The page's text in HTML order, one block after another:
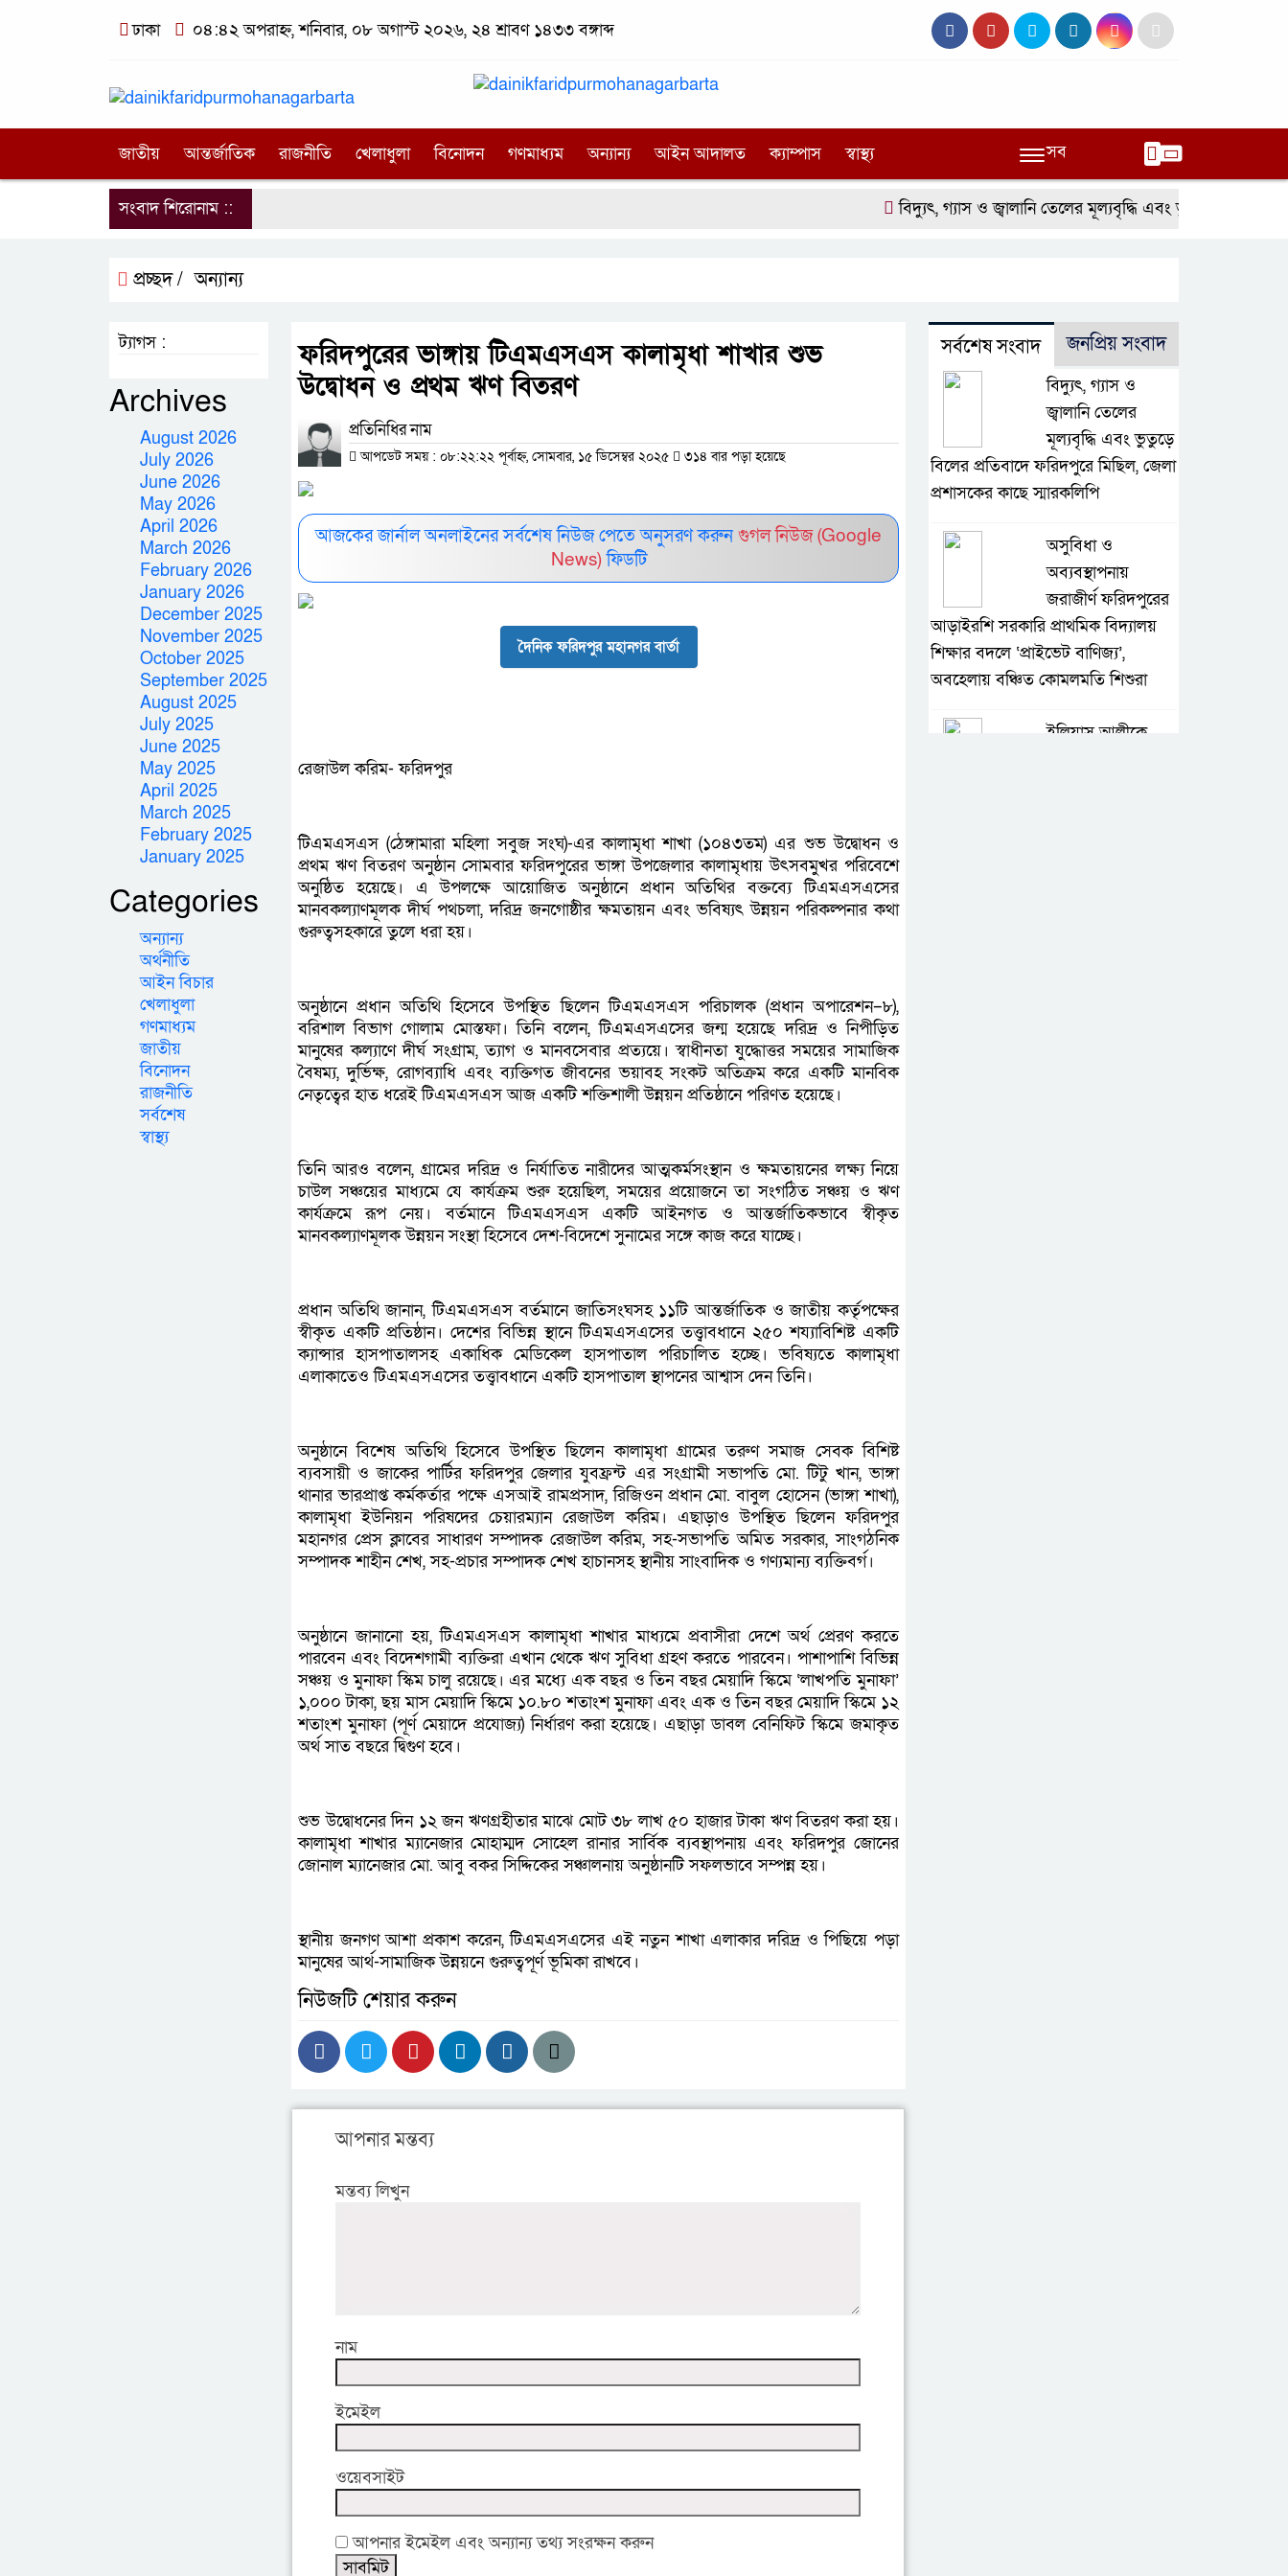
ঢাকা ০৪:৪২ অপরাহ্ন, শনিবার, ০৮ অগাস্ট ২০২৬, ২৪ শ্রাবণ ১৪৩৩ বঙ্গাব্দ
জাতীয় আন্তর্জাতিক রাজনীতি খেলাধুলা বিনোদন গণমাধ্যম অন্যান্য আইন আদালত ক্যাম্পাস স্বাস্থ্য সব
সংবাদ শিরোনাম :: বিদ্যুৎ, গ্যাস ও জ্বালানি তেলের মূল্যবৃদ্ধি এবং ভুতুড়ে বিলের প্রতিবাদে
প্রচ্ছদ / অন্যান্য
ফরিদপুরের ভাঙ্গায় টিএমএসএস কালামৃধা শাখার শুভ
উদ্বোধন ও প্রথম ঋণ বিতরণ
প্রতিনিধির নাম
আপডেট সময় : ০৮:২২:২২ পূর্বাহ্ন, সোমবার, ১৫ ডিসেম্বর ২০২৫ ৩১৪ বার পড়া হয়েছে
আজকের জার্নাল অনলাইনের সর্বশেষ নিউজ পেতে অনুসরণ করুনগুগল নিউজ (Google
News) ফিডটি
দৈনিক ফরিদপুর মহানগর বার্তা
রেজাউল করিম- ফরিদপুর
টিএমএসএস (ঠেঙ্গামারা মহিলা সবুজ সংঘ)-এর কালামৃধা শাখা (১০৪৩তম) এর শুভ উদ্বোধন ও
প্রথম ঋণ বিতরণ অনুষ্ঠান সোমবার ফরিদপুরের ভাঙ্গা উপজেলার কালামৃধায় উৎসবমুখর পরিবেশে
অনুষ্ঠিত হয়েছে। এ উপলক্ষে আয়োজিত অনুষ্ঠানে প্রধান অতিথির বক্তব্যে টিএমএসএসের
মানবকল্যাণমূলক দীর্ঘ পথচলা, দরিদ্র জনগোষ্ঠীর ক্ষমতায়ন এবং ভবিষ্যৎ উন্নয়ন পরিকল্পনার কথা
গুরুত্বসহকারে তুলে ধরা হয়।
অনুষ্ঠানে প্রধান অতিথি হিসেবে উপস্থিত ছিলেন টিএমএসএস পরিচালক (প্রধান অপারেশন–৮),
বরিশাল বিভাগ গোলাম মোস্তফা। তিনি বলেন, টিএমএসএসের জন্ম হয়েছে দরিদ্র ও নিপীড়িত
মানুষের কল্যাণে দীর্ঘ সংগ্রাম, ত্যাগ ও মানবসেবার প্রত্যয়ে। স্বাধীনতা যুদ্ধোত্তর সময়ের সামাজিক
বৈষম্য, দুর্ভিক্ষ, রোগব্যাধি এবং ব্যক্তিগত জীবনের ভয়াবহ সংকট অতিক্রম করে একটি মানবিক
নেতৃত্বের হাত ধরেই টিএমএসএস আজ একটি শক্তিশালী উন্নয়ন প্রতিষ্ঠানে পরিণত হয়েছে।
তিনি আরও বলেন, গ্রামের দরিদ্র ও নির্যাতিত নারীদের আত্মকর্মসংস্থান ও ক্ষমতায়নের লক্ষ্য নিয়ে
চাউল সঞ্চয়ের মাধ্যমে যে কার্যক্রম শুরু হয়েছিল, সময়ের প্রয়োজনে তা সংগঠিত সঞ্চয় ও ঋণ
কার্যক্রমে রূপ নেয়। বর্তমানে টিএমএসএস একটি আইনগত ও আন্তর্জাতিকভাবে স্বীকৃত
মানবকল্যাণমূলক উন্নয়ন সংস্থা হিসেবে দেশ-বিদেশে সুনামের সঙ্গে কাজ করে যাচ্ছে।
প্রধান অতিথি জানান, টিএমএসএস বর্তমানে জাতিসংঘসহ ১১টি আন্তর্জাতিক ও জাতীয় কর্তৃপক্ষের
স্বীকৃত একটি প্রতিষ্ঠান। দেশের বিভিন্ন স্থানে টিএমএসএসের তত্ত্বাবধানে ২৫০ শয্যাবিশিষ্ট একটি
ক্যান্সার হাসপাতালসহ একাধিক মেডিকেল হাসপাতাল পরিচালিত হচ্ছে। ভবিষ্যতে কালামৃধা
এলাকাতেও টিএমএসএসের তত্ত্বাবধানে একটি হাসপাতাল স্থাপনের আশ্বাস দেন তিনি।
অনুষ্ঠানে বিশেষ অতিথি হিসেবে উপস্থিত ছিলেন কালামৃধা গ্রামের তরুণ সমাজ সেবক বিশিষ্ট
ব্যবসায়ী ও জাকের পার্টির ফরিদপুর জেলার যুবফ্রন্ট এর সংগ্রামী সভাপতি মো. টিটু খান, ভাঙ্গা
থানার ভারপ্রাপ্ত কর্মকর্তার পক্ষে এসআই রামপ্রসাদ, রিজিওন প্রধান মো. বাবুল হোসেন (ভাঙ্গা শাখা),
কালামৃধা ইউনিয়ন পরিষদের চেয়ারম্যান রেজাউল করিম। এছাড়াও উপস্থিত ছিলেন ফরিদপুর
মহানগর প্রেস ক্লাবের সাধারণ সম্পাদক রেজাউল করিম, সহ-সভাপতি অমিত সরকার, সাংগঠনিক
সম্পাদক শাহীন শেখ, সহ-প্রচার সম্পাদক শেখ হাচানসহ স্থানীয় সাংবাদিক ও গণ্যমান্য ব্যক্তিবর্গ।
অনুষ্ঠানে জানানো হয়, টিএমএসএস কালামৃধা শাখার মাধ্যমে প্রবাসীরা দেশে অর্থ প্রেরণ করতে
পারবেন এবং বিদেশগামী ব্যক্তিরা এখান থেকে ঋণ সুবিধা গ্রহণ করতে পারবেন। পাশাপাশি বিভিন্ন
সঞ্চয় ও মুনাফা স্কিম চালু রয়েছে। এর মধ্যে এক বছর ও তিন বছর মেয়াদি স্কিমে ‘লাখপতি মুনাফা’
১,০০০ টাকা, ছয় মাস মেয়াদি স্কিমে ১০.৮০ শতাংশ মুনাফা এবং এক ও তিন বছর মেয়াদি স্কিমে ১২
শতাংশ মুনাফা (পূর্ণ মেয়াদে প্রযোজ্য) নির্ধারণ করা হয়েছে। এছাড়া ডাবল বেনিফিট স্কিমে জমাকৃত
অর্থ সাত বছরে দ্বিগুণ হবে।
শুভ উদ্বোধনের দিন ১২ জন ঋণগ্রহীতার মাঝে মোট ৩৮ লাখ ৫০ হাজার টাকা ঋণ বিতরণ করা হয়।
কালামৃধা শাখার ম্যানেজার মোহাম্মদ সোহেল রানার সার্বিক ব্যবস্থাপনায় এবং ফরিদপুর জোনের
জোনাল ম্যানেজার মো. আবু বকর সিদ্দিকের সঞ্চালনায় অনুষ্ঠানটি সফলভাবে সম্পন্ন হয়।
স্থানীয় জনগণ আশা প্রকাশ করেন, টিএমএসএসের এই নতুন শাখা এলাকার দরিদ্র ও পিছিয়ে পড়া
মানুষের আর্থ-সামাজিক উন্নয়নে গুরুত্বপূর্ণ ভূমিকা রাখবে।
নিউজটি শেয়ার করুন
আপনার মন্তব্য
মন্তব্য লিখুন
নাম
ইমেইল
ওয়েবসাইট
আপনার ইমেইল এবং অন্যান্য তথ্য সংরক্ষন করুন
ট্যাগস :
Archives
August 2026
July 2026
June 2026
May 2026
April 2026
March 2026
February 2026
January 2026
December 2025
November 2025
October 2025
September 2025
August 2025
July 2025
June 2025
May 2025
April 2025
March 2025
February 2025
January 2025
Categories
অন্যান্য
অর্থনীতি
আইন বিচার
খেলাধুলা
গণমাধ্যম
জাতীয়
বিনোদন
রাজনীতি
সর্বশেষ
স্বাস্থ্য
সর্বশেষ সংবাদ জনপ্রিয় সংবাদ
বিদ্যুৎ, গ্যাস ও
জ্বালানি তেলের
মূল্যবৃদ্ধি এবং ভুতুড়ে
বিলের প্রতিবাদে ফরিদপুরে মিছিল, জেলা
প্রশাসকের কাছে স্মারকলিপি
অসুবিধা ও
অব্যবস্থাপনায়
জরাজীর্ণ ফরিদপুরের
আড়াইরশি সরকারি প্রাথমিক বিদ্যালয়
শিক্ষার বদলে ‘প্রাইভেট বাণিজ্য’,
অবহেলায় বঞ্চিত কোমলমতি শিশুরা
ইলিয়াস আলীকে